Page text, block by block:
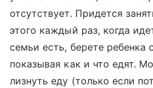
отсутствует. Придется
этого каждый раз, когда
семьи есть, берете ребенка
показывая как и что едят.
лизнуть еду (только если